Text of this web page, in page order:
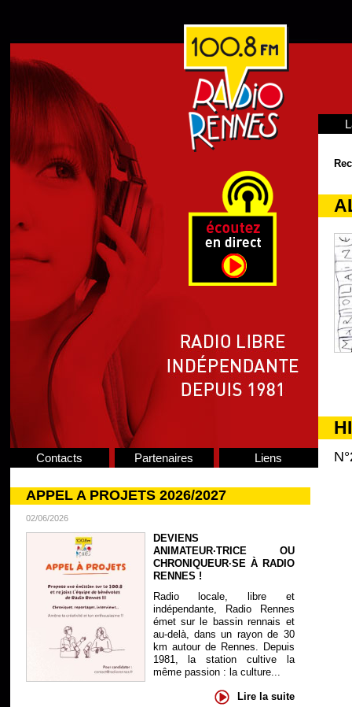
Contacts Partenaires Liens
APPEL A PROJETS 2026/2027
02/06/2026
DEVIENS
ANIMATEUR·TRICE OU
CHRONIQUEUR·SE À RADIO
RENNES !
Radio locale, libre et
indépendante, Radio Rennes
émet sur le bassin rennais et
au-delà, dans un rayon de 30
km autour de Rennes. Depuis
1981, la station cultive la
même passion : la culture...
Lire la suite